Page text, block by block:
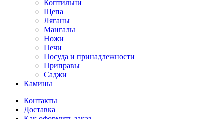
Коптильни
Щепа
Ляганы
Мангалы
Ножи
Печи
Посуда и принадлежности
Приправы
Саджи
Камины
Контакты
Доставка